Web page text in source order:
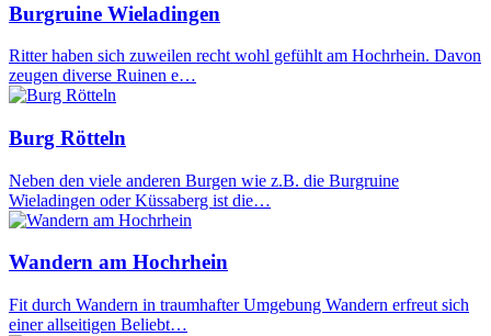
Burgruine Wieladingen
Ritter haben sich zuweilen recht wohl gefühlt am Hochrhein. Davon
zeugen diverse Ruinen e…
Burg Rötteln
Neben den viele anderen Burgen wie z.B. die Burgruine
Wieladingen oder Küssaberg ist die…
Wandern am Hochrhein
Fit durch Wandern in traumhafter Umgebung Wandern erfreut sich
einer allseitigen Beliebt…